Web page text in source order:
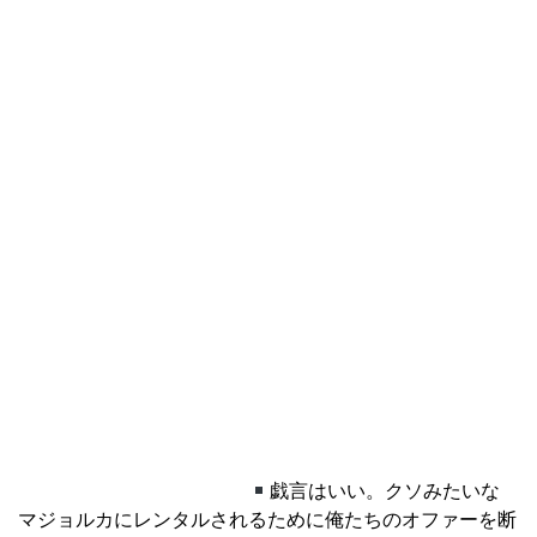
戯言はいい。クソみたいな
マジョルカにレンタルされるために俺たちのオファーを断